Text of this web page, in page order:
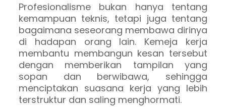
Profesionalisme bukan hanya tentang
kemampuan teknis, tetapi juga tentang
bagaimana seseorang membawa dirinya
di hadapan orang lain. Kemeja kerja
membantu membangun kesan tersebut
dengan memberikan tampilan yang
sopan dan berwibawa, sehingga
menciptakan suasana kerja yang lebih
terstruktur dan saling menghormati.